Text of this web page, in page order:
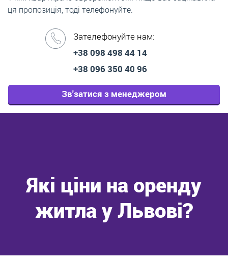
ця пропозиція, тоді телефонуйте.
Зателефонуйте нам:
+38 098 498 44 14
+38 096 350 40 96
Зв'затися з менеджером
Які ціни на оренду
житла у Львові?